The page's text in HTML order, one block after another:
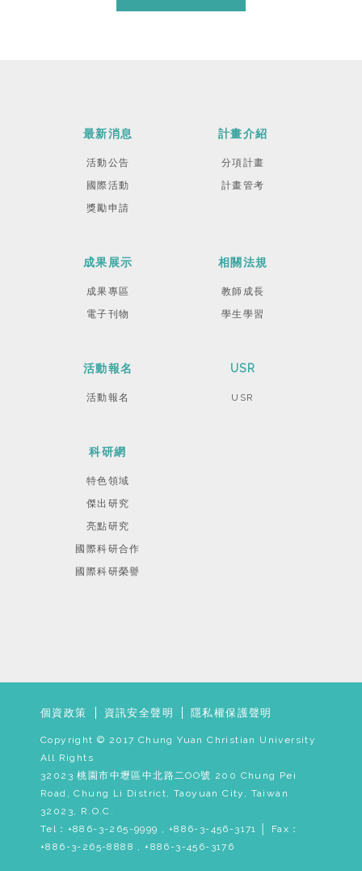
最新消息
活動公告
國際活動
獎勵申請
計畫介紹
分項計畫
計畫管考
成果展示
成果專區
電子刊物
相關法規
教師成長
學生學習
活動報名
活動報名
USR
USR
科研網
特色領域
傑出研究
亮點研究
國際科研合作
國際科研榮譽
個資政策 資訊安全聲明 隱私權保護聲明
Copyright © 2017 Chung Yuan Christian University
All Rights
32023 桃園市中壢區中北路二OO號 200 Chung Pei
Road, Chung Li District, Taoyuan City, Taiwan
32023, R.O.C.
Tel：+886-3-265-9999 , +886-3-456-3171 │ Fax：
+886-3-265-8888 , +886-3-456-3176